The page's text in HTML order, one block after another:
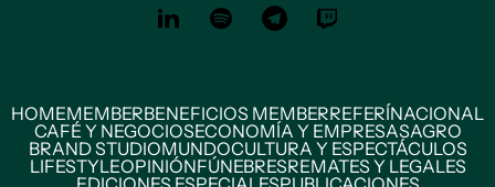
HOMEMEMBERBENEFICIOS MEMBERREFERÍNACIONAL
CAFÉ Y NEGOCIOSECONOMÍA Y EMPRESASAGRO
BRAND STUDIOMUNDOCULTURA Y ESPECTÁCULOS
LIFESTYLEOPINIÓNFÚNEBRESREMATES Y LEGALES